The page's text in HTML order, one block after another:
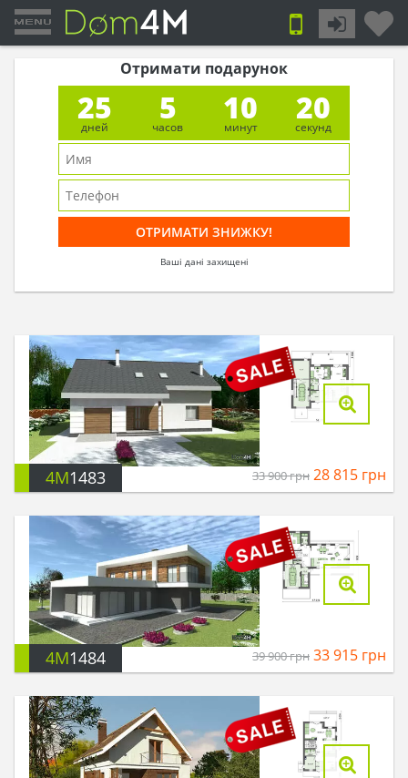
Отримати подарунок
25
дней
5
часов
10
минут
19
секунд
Ваші дані захищені
4M1483 33 900грн 28 815 грн
4M1484 39 900грн 33 915 грн